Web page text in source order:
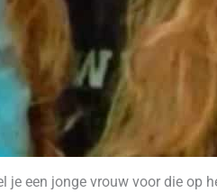
je een jonge vrouw voor die op